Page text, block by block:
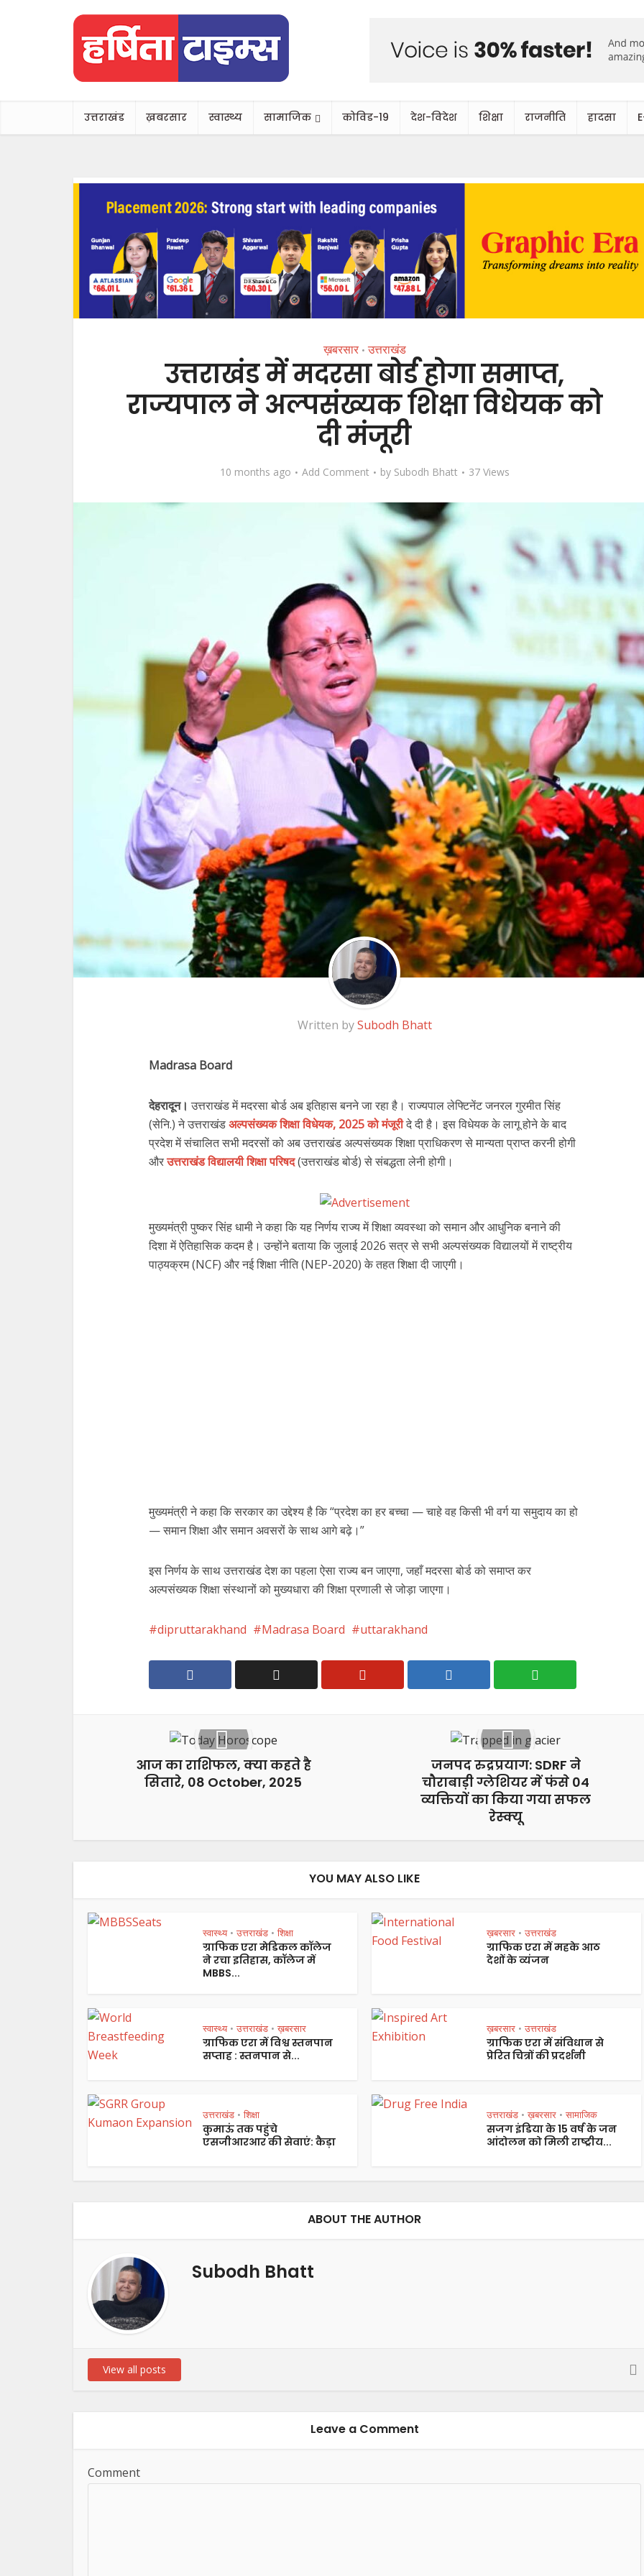
उत्तराखंड ख़बरसार स्वास्थ्य सामाजिक कोविड-19 देश-विदेश शिक्षा राजनीति हादसा
ख़बरसार • उत्तराखंड
उत्तराखंड में मदरसा बोर्ड होगा समाप्त,
राज्यपाल ने अल्पसंख्यक शिक्षा विधेयक को
दी मंजूरी
10 months ago Add Comment by Subodh Bhatt 37 Views
Written bySubodh Bhatt
Madrasa Board
देहरादून।उत्तराखंड में मदरसा बोर्ड अब इतिहास बनने जा रहा है। राज्यपाल लेफ्टिनेंट जनरल गुरमीत सिंह
(सेनि.) ने उत्तराखंडअल्पसंख्यक शिक्षा विधेयक, 2025 को मंजूरीदे दी है। इस विधेयक के लागू होने के बाद
प्रदेश में संचालित सभी मदरसों को अब उत्तराखंड अल्पसंख्यक शिक्षा प्राधिकरण से मान्यता प्राप्त करनी होगी
औरउत्तराखंड विद्यालयी शिक्षा परिषद(उत्तराखंड बोर्ड) से संबद्धता लेनी होगी।
मुख्यमंत्री पुष्कर सिंह धामी ने कहा कि यह निर्णय राज्य में शिक्षा व्यवस्था को समान और आधुनिक बनाने की
दिशा में ऐतिहासिक कदम है। उन्होंने बताया कि जुलाई 2026 सत्र से सभी अल्पसंख्यक विद्यालयों में राष्ट्रीय
पाठ्यक्रम (NCF) और नई शिक्षा नीति (NEP-2020) के तहत शिक्षा दी जाएगी।
मुख्यमंत्री ने कहा कि सरकार का उद्देश्य है कि “प्रदेश का हर बच्चा — चाहे वह किसी भी वर्ग या समुदाय का हो
— समान शिक्षा और समान अवसरों के साथ आगे बढ़े।”
इस निर्णय के साथ उत्तराखंड देश का पहला ऐसा राज्य बन जाएगा, जहाँ मदरसा बोर्ड को समाप्त कर
अल्पसंख्यक शिक्षा संस्थानों को मुख्यधारा की शिक्षा प्रणाली से जोड़ा जाएगा।
dipruttarakhand Madrasa Board uttarakhand
आज का राशिफल, क्या कहते है
सितारे, 08 October, 2025
जनपद रुद्रप्रयाग: SDRF ने
चौराबाड़ी ग्लेशियर में फंसे 04
व्यक्तियों का किया गया सफल
रेस्क्यू
YOU MAY ALSO LIKE
स्वास्थ्य • उत्तराखंड • शिक्षा
ग्राफिक एरा मेडिकल कॉलेज
ने रचा इतिहास, कॉलेज में
MBBS...
ख़बरसार • उत्तराखंड
ग्राफिक एरा में महके आठ
देशों के व्यंजन
स्वास्थ्य • उत्तराखंड • ख़बरसार
ग्राफिक एरा में विश्व स्तनपान
सप्ताह : स्तनपान से...
ख़बरसार • उत्तराखंड
ग्राफिक एरा में संविधान से
प्रेरित चित्रों की प्रदर्शनी
उत्तराखंड • शिक्षा
कुमाऊं तक पहुंचे
एसजीआरआर की सेवाएं: कैड़ा
उत्तराखंड • ख़बरसार • सामाजिक
सजग इंडिया के 15 वर्ष के जन
आंदोलन को मिली राष्ट्रीय...
ABOUT THE AUTHOR
Subodh Bhatt
View all posts
Leave a Comment
Comment